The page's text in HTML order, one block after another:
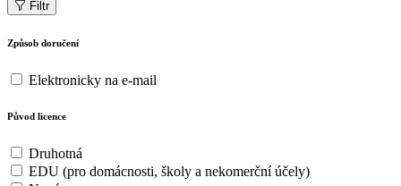
Filtr
Způsob doručení
Elektronicky na e-mail
Původ licence
Druhotná
EDU (pro domácnosti, školy a nekomerční účely)